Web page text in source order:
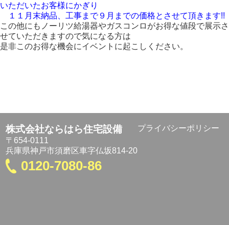
いただいたお客様にかぎり
１１月末納品、工事まで９月までの価格とさせて頂きます!!
この他にもノーリツ給湯器やガスコンロがお得な値段で展示さ
せていただきますので気になる方は
是非このお得な機会にイベントに起こしください。
株式会社ならはら住宅設備
〒654-0111
兵庫県神戸市須磨区車字仏坂814-20
0120-7080-86
プライバシーポリシー